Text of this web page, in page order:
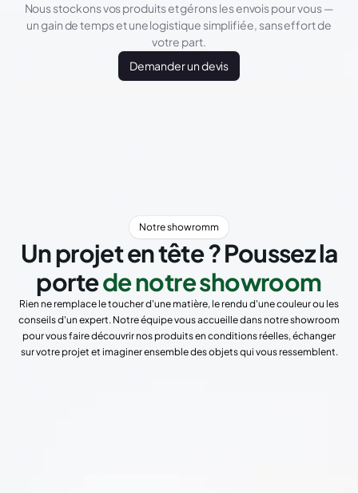
Nous stockons vos produits et gérons les envois pour vous —
un gain de temps et une logistique simplifiée, sans effort de
votre part.
Demander un devis
Notre showromm
Un projet en tête ? Poussez la
portede notre showroom
Rien ne remplace le toucher d'une matière, le rendu d'une couleur ou les
conseils d'un expert. Notre équipe vous accueille dans notre showroom
pour vous faire découvrir nos produits en conditions réelles, échanger
sur votre projet et imaginer ensemble des objets qui vous ressemblent.